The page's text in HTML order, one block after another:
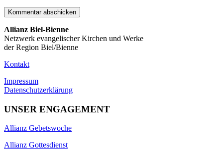
Allianz Biel-Bienne
Netzwerk evangelischer Kirchen und Werke
der Region Biel/Bienne
Kontakt
Impressum
Datenschutzerklärung
UNSER ENGAGEMENT
Allianz Gebetswoche
Allianz Gottesdienst